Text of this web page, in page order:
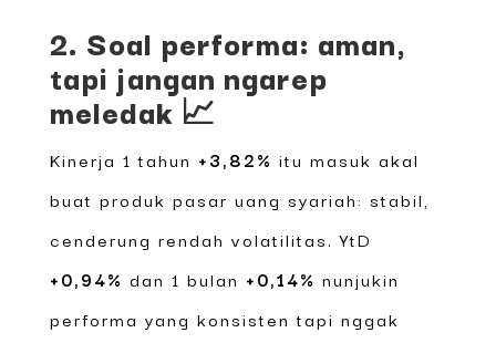
2. Soal performa: aman,
tapi jangan ngarep
meledak 📈
Kinerja 1 tahun +3,82% itu masuk akal
buat produk pasar uang syariah: stabil,
cenderung rendah volatilitas. YtD
+0,94% dan 1 bulan +0,14% nunjukin
performa yang konsisten tapi nggak